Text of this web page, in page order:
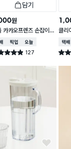
담기
원
카카오프렌즈 손잡이
언 컵 200ml
배송매장픽업오늘배송
4.9점 127
건 작성
클리
ml
택배
별점